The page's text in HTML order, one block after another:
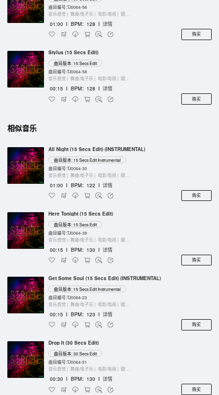
曲目编号:TJ0064-56
音乐感觉 | 舞曲/电子乐 | 电影/电视 | 键盘乐器
01:00 I BPM：128 I 详情
购买
Stylus (15 Secs Edit)
曲目版本: 15 Secs Edit
曲目编号:TJ0064-58
音乐感觉 | 舞曲/电子乐 | 电影/电视 | 键盘乐器
00:15 I BPM：128 I 详情
购买
相似音乐
All Night (15 Secs Edit) (INSTRUMENTAL)
曲目版本: 15 Secs Edit Instrumental
曲目编号:TJ0064-30
音乐感觉 | 舞曲/电子乐 | 电影/电视 | 键盘乐器
01:00 I BPM：122 I 详情
购买
Here Tonight (15 Secs Edit)
曲目版本: 15 Secs Edit
曲目编号:TJ0064-39
音乐感觉 | 舞曲/电子乐 | 电影/电视 | 键盘乐器
00:15 I BPM：130 I 详情
购买
Get Some Soul (15 Secs Edit) (INSTRUMENTAL)
曲目版本: 15 Secs Edit Instrumental
曲目编号:TJ0064-23
音乐感觉 | 舞曲/电子乐 | 电影/电视 | 键盘乐器
00:15 I BPM：123 I 详情
购买
Drop It (30 Secs Edit)
曲目版本: 30 Secs Edit
曲目编号:TJ0064-51
音乐感觉 | 舞曲/电子乐 | 电影/电视 | 键盘乐器
00:30 I BPM：130 I 详情
购买